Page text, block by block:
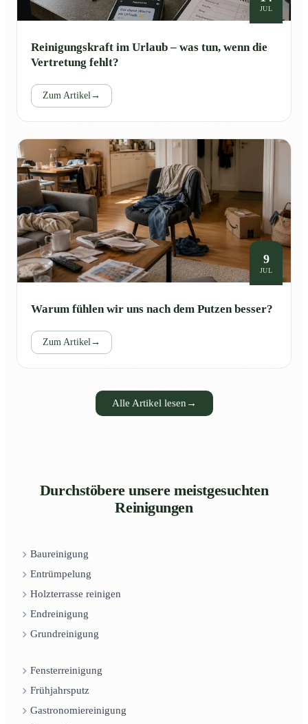
JUL
Reinigungskraft im Urlaub – was tun, wenn die
Vertretung fehlt?
Zum Artikel→
9
JUL
Warum fühlen wir uns nach dem Putzen besser?
Zum Artikel→
Alle Artikel lesen →
Durchstöbere unsere meistgesuchten
Reinigungen
Baureinigung
Entrümpelung
Holzterrasse reinigen
Endreinigung
Grundreinigung
Fensterreinigung
Frühjahrsputz
Gastronomiereinigung